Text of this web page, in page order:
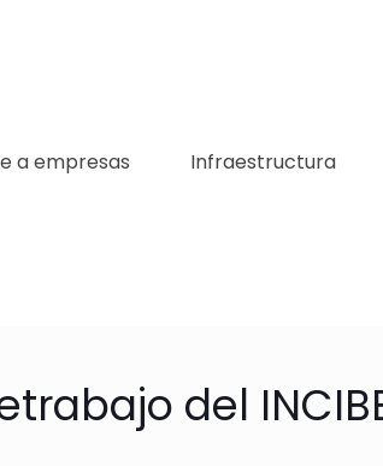
a empresas Infraestructura
del